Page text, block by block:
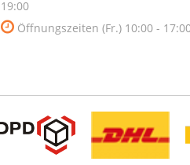
19:00
Öffnungszeiten (Fr.) 10:00 -